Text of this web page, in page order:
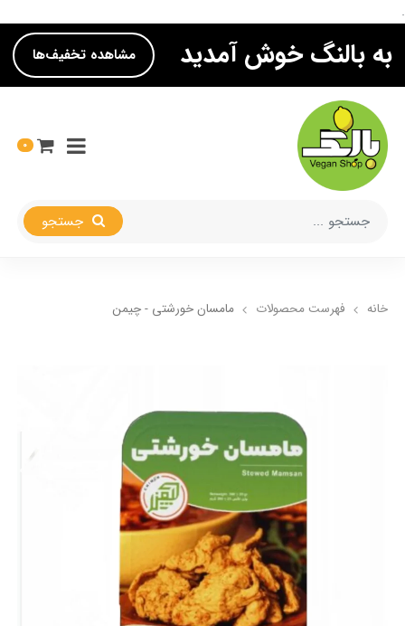
.
به بالنگ خوش آمدید مشاهده تخفیف‌ها
0
خانه فهرست محصولات مامسان خورشتی - چیمن